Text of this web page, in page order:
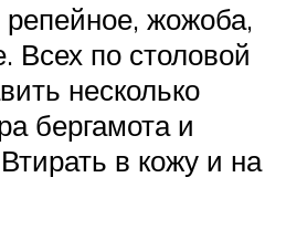
репейное, жожоба,
Всех по столовой
несколько
бергамота и
в кожу и на